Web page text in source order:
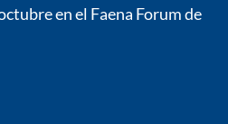
en el Faena Forum de